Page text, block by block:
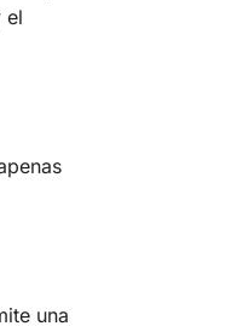
el
una